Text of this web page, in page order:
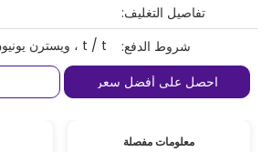
تفاصيل التغليف:
شروط الدفع:
t / t ، ويسترن يونيون ، مونيغرام / paypal
احصل على أفضل سعر
معلومات مفصلة